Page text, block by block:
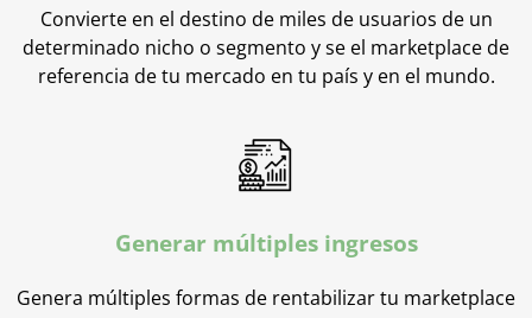
Convierte en el destino de miles de usuarios de un
determinado nicho o segmento y se el marketplace de
referencia de tu mercado en tu país y en el mundo.
Generar múltiples ingresos
Genera múltiples formas de rentabilizar tu marketplace